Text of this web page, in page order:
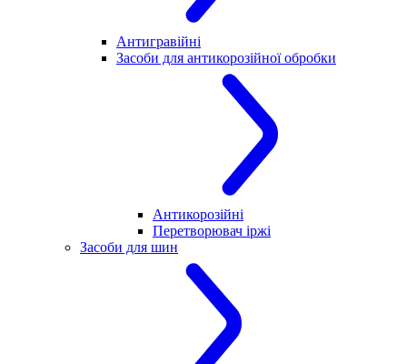
Антигравійні
Засоби для антикорозійної обробки
Антикорозійні
Перетворювач іржі
Засоби для шин